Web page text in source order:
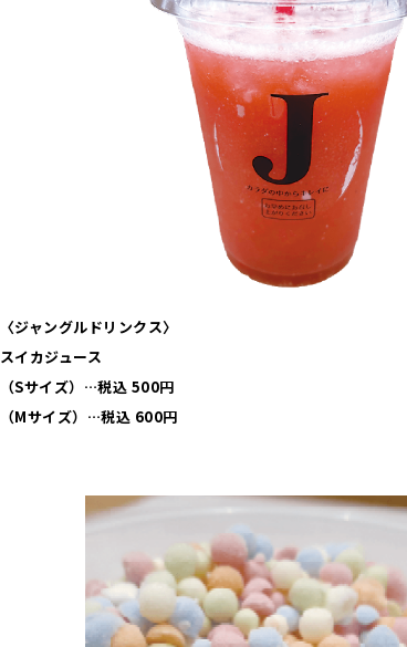
〈ジャングルドリンクス〉
スイカジュース
（Sサイズ）…税込 500円
（Mサイズ）…税込 600円